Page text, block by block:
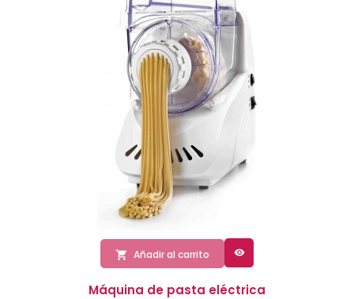
 Añadir al carrito 
Máquina de pasta eléctrica